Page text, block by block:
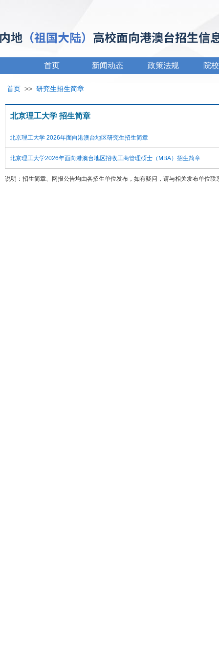
首页 新闻动态 政策法规 院
首页 >> 研究生招生简章
北京理工大学 招生简章
北京理工大学 2026年面向港澳台地区研究生招生简章
北京理工大学2026年面向港澳台地区招收工商管理硕士（MBA）招生简章
说明：招生简章、网报公告均由各招生单位发布，如有疑问，请与相关发布单位